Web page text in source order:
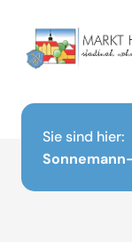
springen
Sie sind hier: